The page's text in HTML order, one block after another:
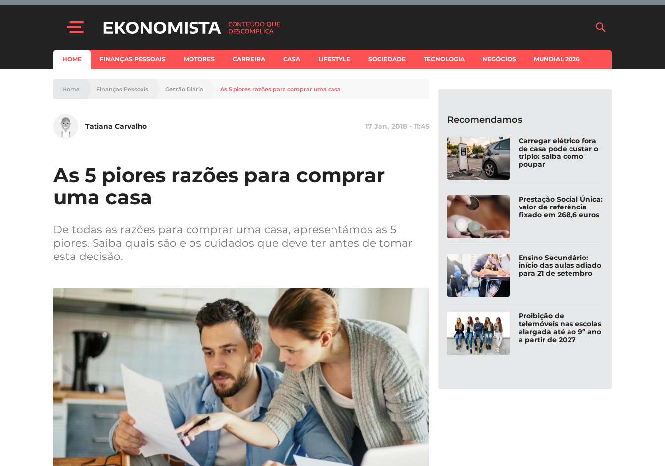
HOME FINANÇAS PESSOAIS MOTORES CARREIRA CASA LIFESTYLE SOCIEDADE TECNOLOGIA NEGÓCIOS MUNDIAL 2026
Home Finanças Pessoais Gestão Diária As 5 piores razões para comprar uma casa
Tatiana Carvalho 17 Jan, 2018 - 11:45
As 5 piores razões para comprar
uma casa
De todas as razões para comprar uma casa, apresentámos as 5
piores. Saiba quais são e os cuidados que deve ter antes de tomar
esta decisão.
Recomendamos
Carregar elétrico fora
de casa pode custar o
triplo: saiba como
poupar
Prestação Social Única:
valor de referência
fixado em 268,6 euros
Ensino Secundário:
início das aulas adiado
para 21 de setembro
Proibição de
telemóveis nas escolas
alargada até ao 9º ano
a partir de 2027